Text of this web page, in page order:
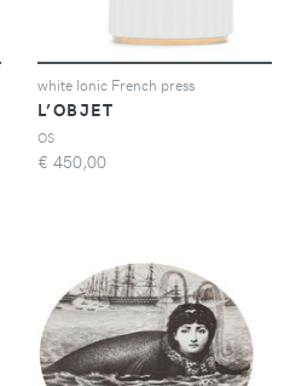
white Ionic French press
L’OBJET
OS
€ 450,00